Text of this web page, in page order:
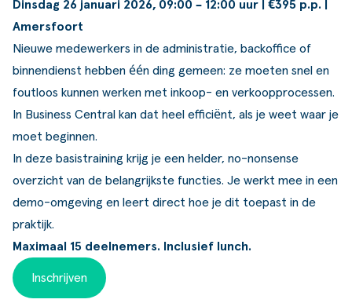
Workflow
Voorraad management &
Documenten aanpassen
Downloads
Klantcases
Business Central Trainingen
aanpak
klanten
bij SucceedIT
doelen
Dinsdag 26 januari 2026, 09:00 – 12:00 uur | €395 p.p. |
Amersfoort
Nieuwe medewerkers in de administratie, backoffice of
binnendienst hebben één ding gemeen: ze moeten snel en
foutloos kunnen werken met inkoop- en verkoopprocessen.
In Business Central kan dat heel efficiënt, als je weet waar je
moet beginnen.
In deze basistraining krijg je een helder, no-nonsense
overzicht van de belangrijkste functies. Je werkt mee in een
demo-omgeving en leert direct hoe je dit toepast in de
praktijk.
Maximaal 15 deelnemers. Inclusief lunch.
Inschrijven